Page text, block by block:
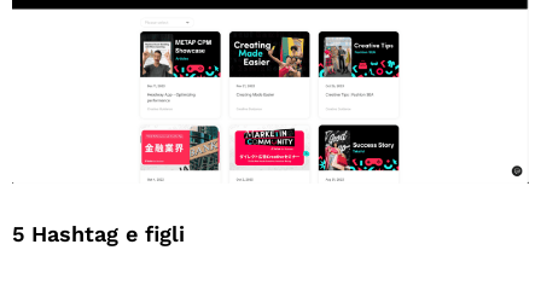
5 Hashtag e figli